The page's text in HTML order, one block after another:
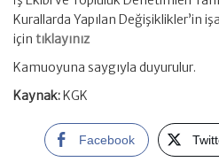
Kurallarda Yapılan Değişiklikler’in
için tıklayınız
Kamuoyuna saygıyla duyurulur.
Kaynak:KGK
Facebook